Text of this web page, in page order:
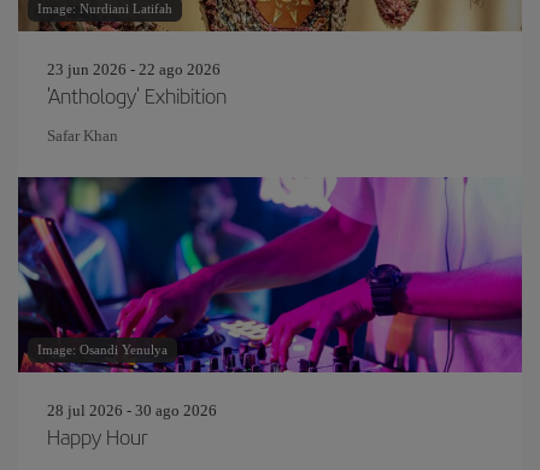
Image: Nurdiani Latifah
23 jun 2026 - 22 ago 2026
'Anthology' Exhibition
Safar Khan
Image: Osandi Yenulya
28 jul 2026 - 30 ago 2026
Happy Hour